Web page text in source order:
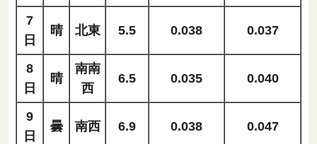
7
日
晴 北東 5.5 0.038 0.037
8
日
晴
南南
西
6.5 0.035 0.040
9
日
曇 南西 6.9 0.038 0.047